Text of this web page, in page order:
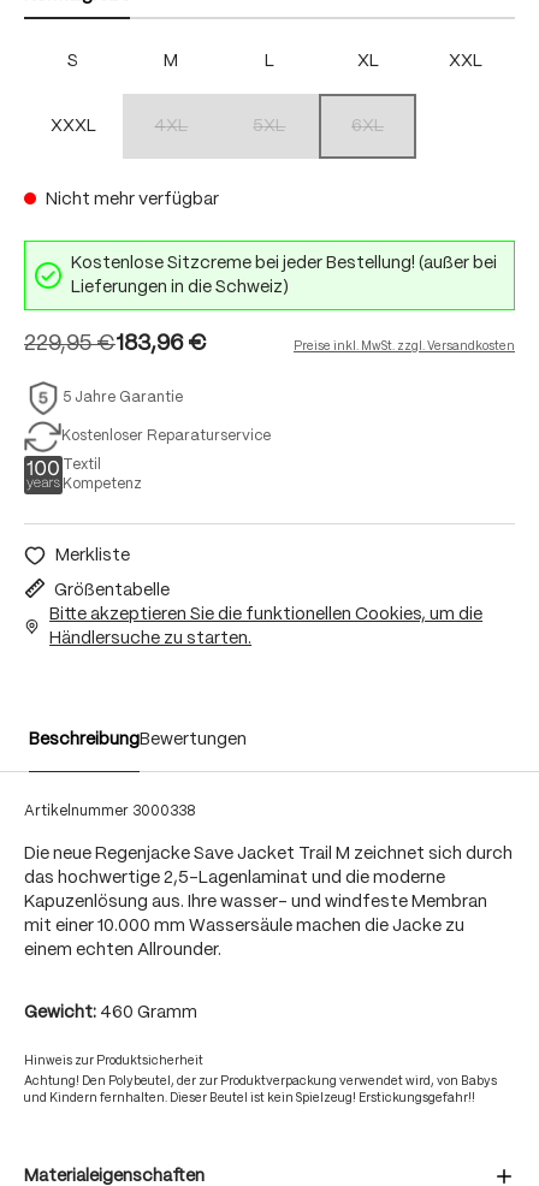
S M L XL XXL
XXXL 4XL 5XL 6XL
Nicht mehr verfügbar
Kostenlose Sitzcreme bei jeder Bestellung! (außer bei
Lieferungen in die Schweiz)
183,96 €
229,95 € Preise inkl. MwSt. zzgl. Versandkosten
5 Jahre Garantie
Kostenloser Reparaturservice
Textil
Kompetenz
Merkliste
Größentabelle
Bitte akzeptieren Sie die funktionellen Cookies, um die
Händlersuche zu starten.
BeschreibungBewertungen
Artikelnummer 3000338
Die neue Regenjacke Save Jacket Trail M zeichnet sich durch
das hochwertige 2,5-Lagenlaminat und die moderne
Kapuzenlösung aus. Ihre wasser- und windfeste Membran
mit einer 10.000 mm Wassersäule machen die Jacke zu
einem echten Allrounder.
Gewicht: 460 Gramm
Hinweis zur Produktsicherheit
Achtung! Den Polybeutel, der zur Produktverpackung verwendet wird, von Babys
und Kindern fernhalten. Dieser Beutel ist kein Spielzeug! Erstickungsgefahr!!
Materialeigenschaften